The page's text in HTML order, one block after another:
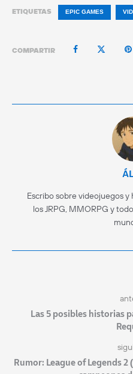
ETIQUETAS EPIC GAMES
COMPARTIR
Escribo sobre videojuegos
los JRPG, MMORPG y
Las 5 posibles historias
Rumor: League of Legends